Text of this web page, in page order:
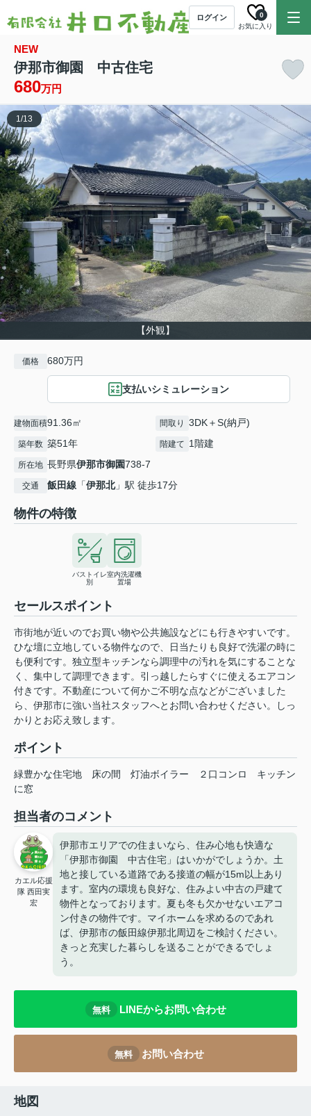
ログイン
お気に入り
0
NEW
伊那市御園 中古住宅
680万円
【外観】
1/13
価格 680万円
支払いシミュレーション
建物面積91.36㎡ 間取り 3DK＋S(納戸)
築年数 築51年 階建て 1階建
所在地 長野県伊那市御園738-7
交通 飯田線 「伊那北」駅 徒歩17分
物件の特徴
バストイレ
別
室内洗濯機
置場
セールスポイント
市街地が近いのでお買い物や公共施設などにも行きやすいです。
ひな壇に立地している物件なので、日当たりも良好で洗濯の時に
も便利です。独立型キッチンなら調理中の汚れを気にすることな
く、集中して調理できます。引っ越したらすぐに使えるエアコン
付きです。不動産について何かご不明な点などがございました
ら、伊那市に強い当社スタッフへとお問い合わせください。しっ
かりとお応え致します。
ポイント
緑豊かな住宅地 床の間 灯油ボイラー ２口コンロ
キッチン
に窓
担当者のコメント
カエル応援
隊 西田実
宏
伊那市エリアでの住まいなら、住み心地も快適な
「伊那市御園 中古住宅」はいかがでしょうか。土
地と接している道路である接道の幅が15m以上あり
ます。室内の環境も良好な、住みよい中古の戸建て
物件となっております。夏も冬も欠かせないエアコ
ン付きの物件です。マイホームを求めるのであれ
ば、伊那市の飯田線伊那北周辺をご検討ください。
きっと充実した暮らしを送ることができるでしょ
う。
無料 LINEからお問い合わせ
無料 お問い合わせ
地図